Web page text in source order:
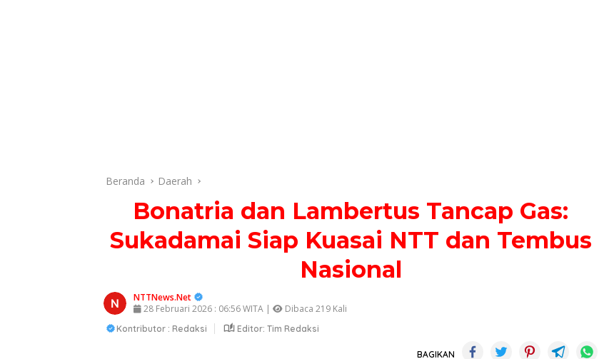
Beranda Daerah
Bonatria dan Lambertus Tancap Gas:
Sukadamai Siap Kuasai NTT dan Tembus
Nasional
NTTNews.Net
28 Februari 2026 : 06:56 WITA |
Dibaca 219 Kali
Kontributor : Redaksi Editor: Tim Redaksi
BAGIKAN